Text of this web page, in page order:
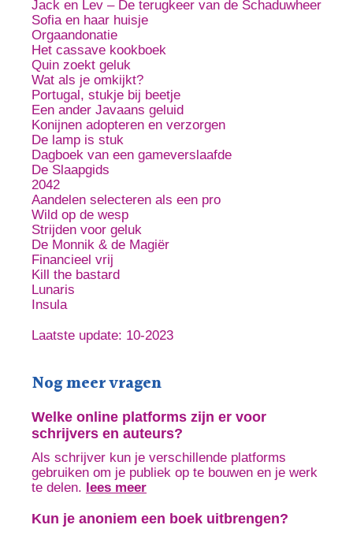
Jack en Lev – De terugkeer van de Schaduwheer
Sofia en haar huisje
Orgaandonatie
Het cassave kookboek
Quin zoekt geluk
Wat als je omkijkt?
Portugal, stukje bij beetje
Een ander Javaans geluid
Konijnen adopteren en verzorgen
De lamp is stuk
Dagboek van een gameverslaafde
De Slaapgids
2042
Aandelen selecteren als een pro
Wild op de wesp
Strijden voor geluk
De Monnik & de Magiër
Financieel vrij
Kill the bastard
Lunaris
Insula
Laatste update: 10-2023
Nog meer vragen
Welke online platforms zijn er voor
schrijvers en auteurs?
Als schrijver kun je verschillende platforms
gebruiken om je publiek op te bouwen en je werk
te delen. lees meer
Kun je anoniem een boek uitbrengen?